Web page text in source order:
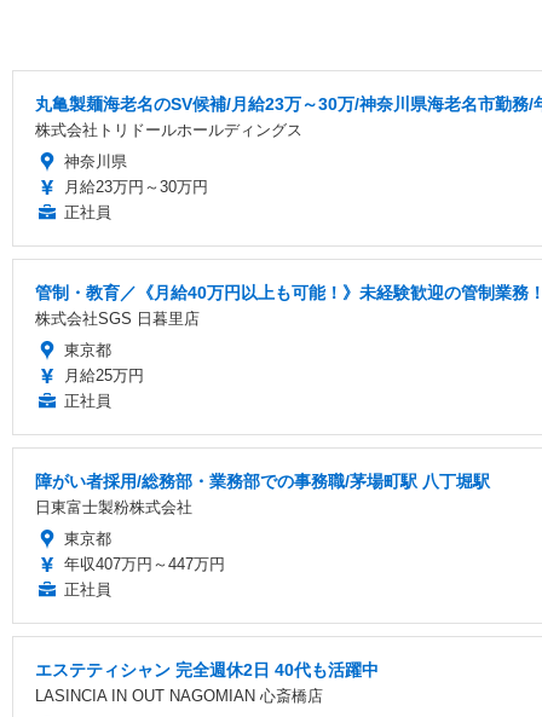
丸亀製麺海老名のSV候補/月給23万～30万/神奈川県海老名市勤務
株式会社トリドールホールディングス
神奈川県
月給23万円～30万円
正社員
管制・教育／《月給40万円以上も可能！》未経験歓迎の管制業務
株式会社SGS 日暮里店
東京都
月給25万円
正社員
障がい者採用/総務部・業務部での事務職/茅場町駅 八丁堀駅
日東富士製粉株式会社
東京都
年収407万円～447万円
正社員
エステティシャン 完全週休2日 40代も活躍中
LASINCIA IN OUT NAGOMIAN 心斎橋店